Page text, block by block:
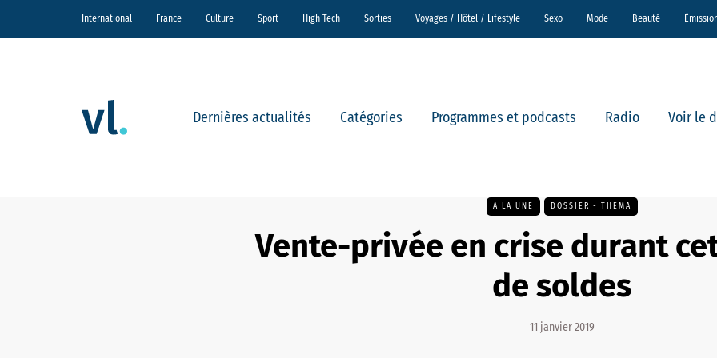
International France Culture Sport High Tech Sorties Voyages / Hôtel / Lifestyle Sexo Mode Beauté
Dernières actualités Catégories Programmes et podcasts Radio Voir le
A LA UNE DOSSIER - THEMA
Vente-privée en crise durant
de soldes
11 janvier 2019